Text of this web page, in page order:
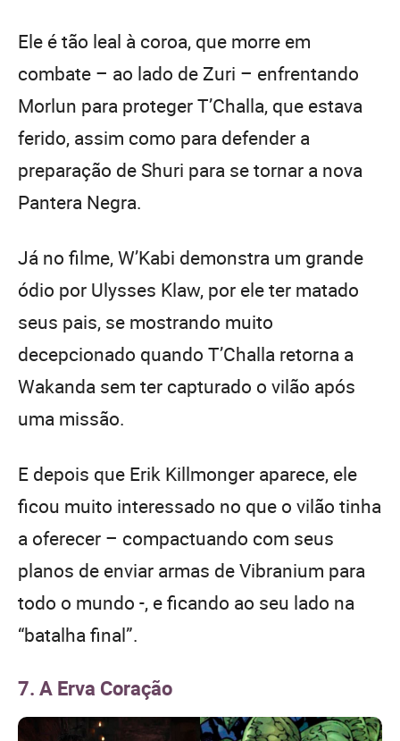
Ele é tão leal à coroa, que morre em
combate – ao lado de Zuri – enfrentando
Morlun para proteger T’Challa, que estava
ferido, assim como para defender a
preparação de Shuri para se tornar a nova
Pantera Negra.
Já no filme, W’Kabi demonstra um grande
ódio por Ulysses Klaw, por ele ter matado
seus pais, se mostrando muito
decepcionado quando T’Challa retorna a
Wakanda sem ter capturado o vilão após
uma missão.
E depois que Erik Killmonger aparece, ele
ficou muito interessado no que o vilão tinha
a oferecer – compactuando com seus
planos de enviar armas de Vibranium para
todo o mundo -, e ficando ao seu lado na
“batalha final”.
7. A Erva Coração